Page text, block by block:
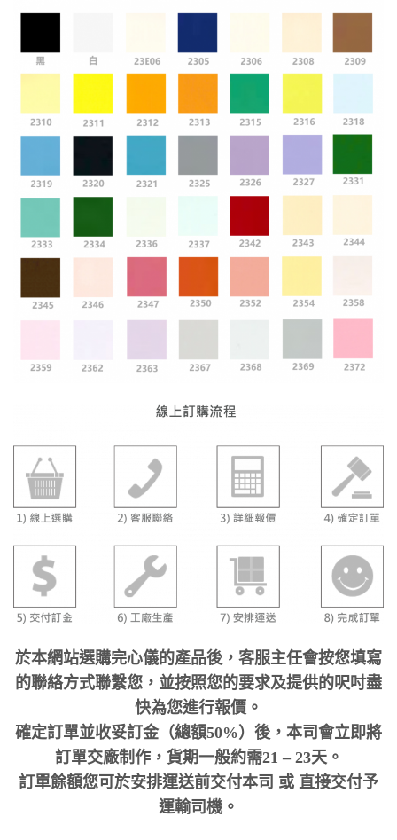
於本網站選購完心儀的產品後，客服主任會按您填寫
的聯絡方式聯繫您，並按照您的要求及提供的呎吋盡
快為您進行報價。
確定訂單並收妥訂金（總額50%）後，本司會立即將
訂單交廠制作，貨期一般約需21 – 23天。
訂單餘額您可於安排運送前交付本司 或 直接交付予
運輸司機。